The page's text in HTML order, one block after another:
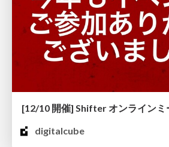
[12/10 開催] Shifter オンラインミ
digitalcube